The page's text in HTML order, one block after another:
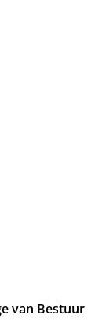
van Bestuur